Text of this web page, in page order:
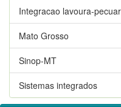
Integracao lavoura-
Mato Grosso
Sinop-MT
Sistemas integrados